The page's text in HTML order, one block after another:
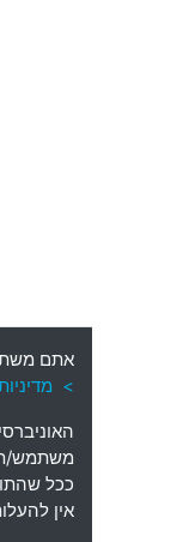
אתם
>
משתמש/
ככל
אין